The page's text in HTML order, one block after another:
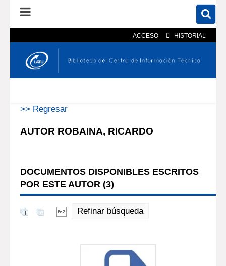
ACCESO HISTORIAL
En el catálogo En el sitio
>> Regresar
AUTOR ROBAINA, RICARDO
DOCUMENTOS DISPONIBLES ESCRITOS
POR ESTE AUTOR (3)
Refinar búsqueda